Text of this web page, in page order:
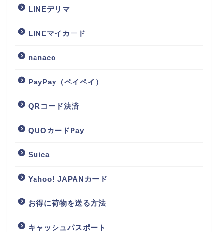
LINEデリマ
LINEマイカード
nanaco
PayPay（ペイペイ）
QRコード決済
QUOカードPay
Suica
Yahoo! JAPANカード
お得に荷物を送る方法
キャッシュパスポート